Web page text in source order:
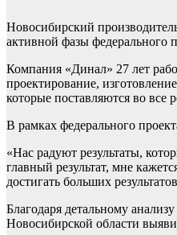
Новосибирский
активной фазы федерального
Компания «Динал» 27 лет
проектирование,
которые поставляются во
В рамках федерального
«Нас радуют результаты,
главный результат, мне
достигать больших
Благодаря детальному
Новосибирской области